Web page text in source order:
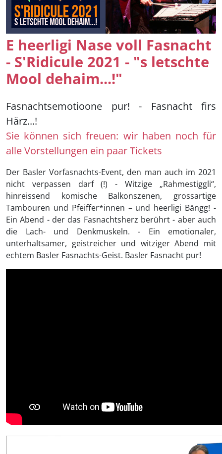
E heerligi Nase voll Fasnacht
- S'Ridicule 2021 - "s letschte
Mool dehaim...!"
Fasnachtsemotioone pur! - Fasnacht firs
Härz...!
Sie können sich freuen: wir haben noch für
alle Vorstellungen ein paar Tickets
Der Basler Vorfasnachts-Event, den man auch im 2021
nicht verpassen darf (!) - Witzige „Rahmestiggli“,
hinreissend komische Balkonszenen, grossartige
Tambouren und Pfeiffer*innen – und heerligi Bängg! -
Ein Abend - der das Fasnachtsherz berührt - aber auch
die Lach- und Denkmuskeln. - Ein emotionaler,
unterhaltsamer, geistreicher und witziger Abend mit
echtem Basler Fasnachts-Geist. Basler Fasnacht pur!